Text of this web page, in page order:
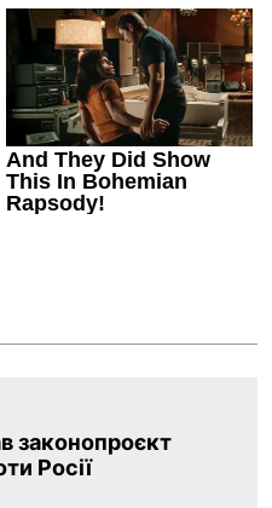
законопроєкт
Росії